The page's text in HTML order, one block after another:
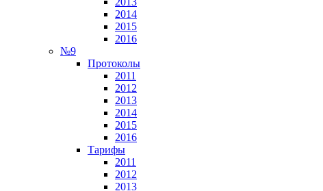
2014
2015
2016
№9
Протоколы
2011
2012
2013
2014
2015
2016
Тарифы
2011
2012
2013